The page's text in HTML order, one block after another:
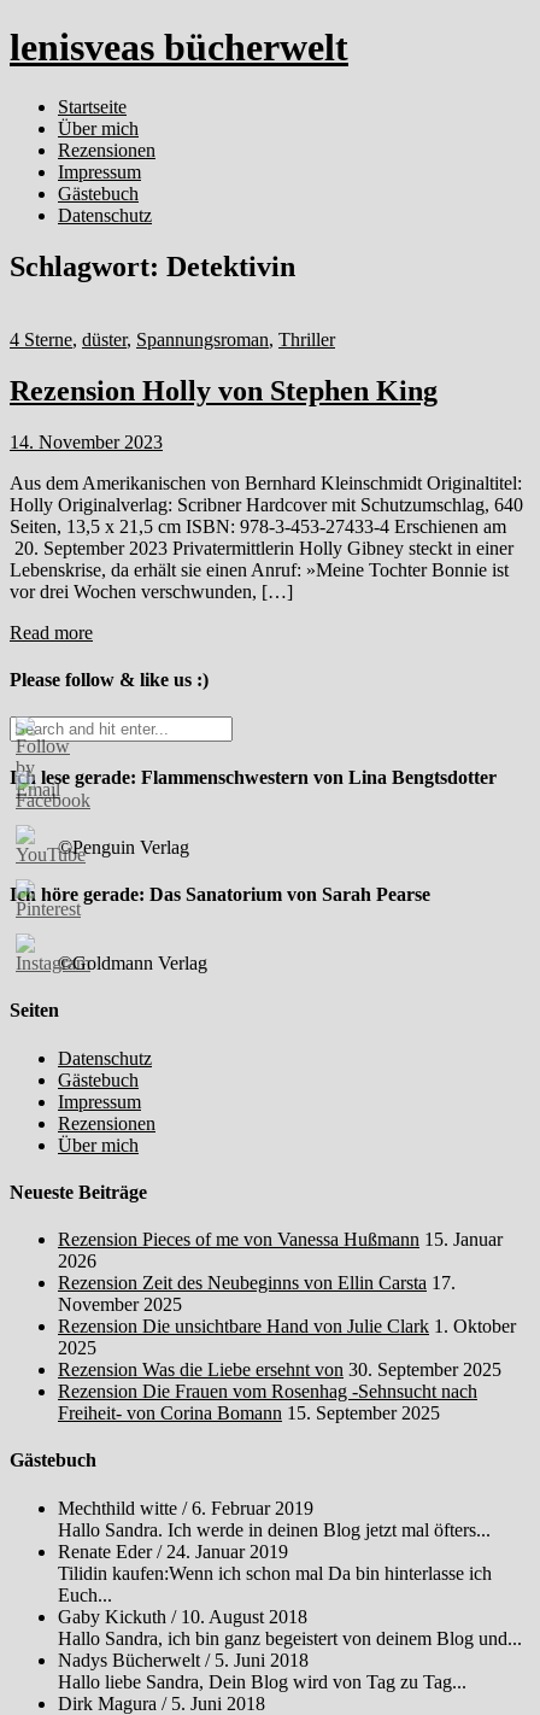
lenisveas bücherwelt
Startseite
Über mich
Rezensionen
Impressum
Gästebuch
Datenschutz
Schlagwort: Detektivin
4 Sterne, düster, Spannungsroman, Thriller
Rezension Holly von Stephen King
14. November 2023
Aus dem Amerikanischen von Bernhard Kleinschmidt Originaltitel:
Holly Originalverlag: Scribner Hardcover mit Schutzumschlag, 640
Seiten, 13,5 x 21,5 cm ISBN: 978-3-453-27433-4 Erschienen am
20. September 2023 Privatermittlerin Holly Gibney steckt in einer
Lebenskrise, da erhält sie einen Anruf: »Meine Tochter Bonnie ist
vor drei Wochen verschwunden, […]
Read more
Please follow & like us :)
Ich lese gerade: Flammenschwestern von Lina Bengtsdotter
©Penguin Verlag
Ich höre gerade: Das Sanatorium von Sarah Pearse
©Goldmann Verlag
Seiten
Datenschutz
Gästebuch
Impressum
Rezensionen
Über mich
Neueste Beiträge
Rezension Pieces of me von Vanessa Hußmann 15. Januar
2026
Rezension Zeit des Neubeginns von Ellin Carsta 17.
November 2025
Rezension Die unsichtbare Hand von Julie Clark 1. Oktober
2025
Rezension Was die Liebe ersehnt von 30. September 2025
Rezension Die Frauen vom Rosenhag -Sehnsucht nach
Freiheit- von Corina Bomann 15. September 2025
Gästebuch
Mechthild witte /6. Februar 2019
Hallo Sandra. Ich werde in deinen Blog jetzt mal öfters...
Renate Eder/ 24. Januar 2019
Tilidin kaufen:Wenn ich schon mal Da bin hinterlasse ich
Euch...
Gaby Kickuth / 10. August 2018
Hallo Sandra, ich bin ganz begeistert von deinem Blog und...
Nadys Bücherwelt / 5. Juni 2018
Hallo liebe Sandra, Dein Blog wird von Tag zu Tag...
Dirk Magura / 5. Juni 2018